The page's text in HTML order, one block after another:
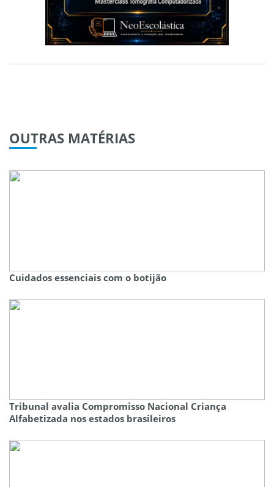
OUTRAS MATÉRIAS
Cuidados essenciais com o botijão
Tribunal avalia Compromisso Nacional Criança
Alfabetizada nos estados brasileiros